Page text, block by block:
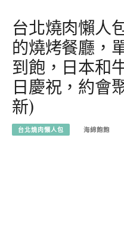
台北燒肉懶人
的燒烤餐廳，
到飽，日本和
日慶祝，約會
新)
台北燒肉懶人包 海綿飽飽